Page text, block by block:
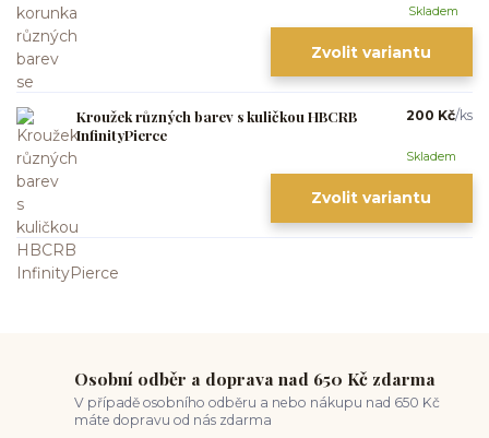
Skladem
Zvolit variantu
Kroužek různých barev s kuličkou HBCRB
InfinityPierce
200 Kč/ks
Skladem
Zvolit variantu
Osobní odběr a doprava nad 650 Kč zdarma
V případě osobního odběru a nebo nákupu nad 650 Kč
máte dopravu od nás zdarma